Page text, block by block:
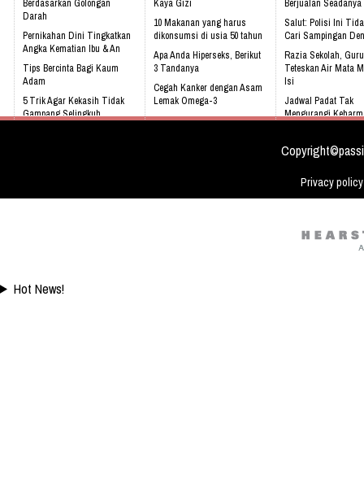
Berdasarkan Golongan
Darah
Pernikahan Dini Tingkatkan
Angka Kematian Ibu & An
Tips Bercinta Bagi Kaum
Adam
5 Trik Agar Kekasih Tidak
Gampang Selingkuh
Kaya Gizi
10 Makanan yang harus
dikonsumsi di usia 50 tahun
Apa Anda Hiperseks, Berikut
3 Tandanya
Cegah Kanker dengan Asam
Lemak Omega-3
Bahaya Mendengkur
Berjualan
Salut: Polisi Ini
Cari Sampingan
Razia Sekolah, Guru
Teteskan Air Mata
Isi
Jadwal Padat Tak
Mengurangi
Video: Masya Allah,
Meskipun Cacat
Privacy policy
Hot News!